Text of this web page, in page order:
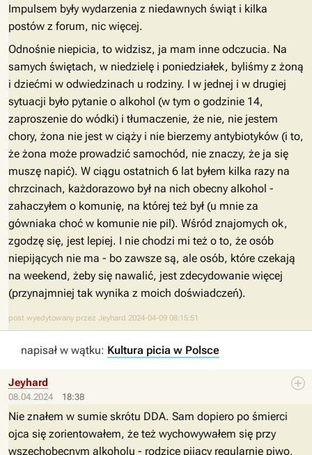
Impulsem były wydarzenia z niedawnych świąt i kilka
postów z forum, nic więcej.
Odnośnie niepicia, to widzisz, ja mam inne odczucia. Na
samych świętach, w niedzielę i poniedziałek, byliśmy z żoną
i dziećmi w odwiedzinach u rodziny. I w jednej i w drugiej
sytuacji było pytanie o alkohol (w tym o godzinie 14,
zaproszenie do wódki) i tłumaczenie, że nie, nie jestem
chory, żona nie jest w ciąży i nie bierzemy antybiotyków (i to,
że żona może prowadzić samochód, nie znaczy, że ja się
muszę napić). W ciągu ostatnich 6 lat byłem kilka razy na
chrzcinach, każdorazowo był na nich obecny alkohol -
zahaczyłem o komunię, na której też był (u mnie za
gówniaka choć w komunie nie pil). Wśród znajomych ok,
zgodzę się, jest lepiej. I nie chodzi mi też o to, że osób
niepijących nie ma - bo zawsze są, ale osób, które czekają
na weekend, żeby się nawalić, jest zdecydowanie więcej
(przynajmniej tak wynika z moich doświadczeń).
post wyedytowany przez Jeyhard 2024-04-09 08:15:51
napisał w wątku: Kultura picia w Polsce
08.04.2024 18:38
Jeyhard
Nie znałem w sumie skrótu DDA. Sam dopiero po śmierci
ojca się zorientowałem, że też wychowywałem się przy
wszechobecnym alkoholu - rodzice pijący regularnie piwo,